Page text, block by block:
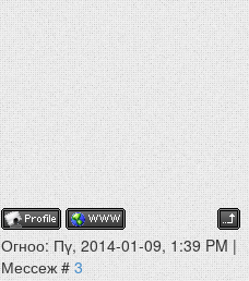
Огноо: Пү, 2014-01-09, 1:39 PM |
Мессеж #3